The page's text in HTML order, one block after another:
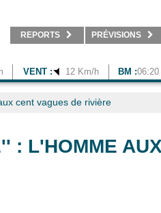
REPORTS PRÉVISIONS
VENT : 12 Km/h BM :
cent vagues de rivière
: L'HOMME